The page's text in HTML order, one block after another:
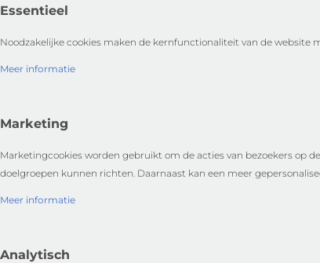
Essentieel
Noodzakelijke cookies maken de kernfunctionaliteit van de
Meer informatie
Marketing
Marketingcookies worden gebruikt om de acties van bezoekers op
doelgroepen kunnen richten. Daarnaast kan een meer
Meer informatie
Analytisch